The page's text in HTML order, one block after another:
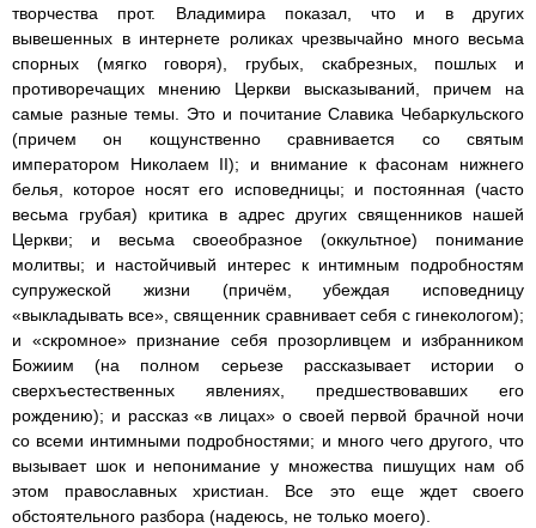
творчества прот. Владимира показал, что и в других
вывешенных в интернете роликах чрезвычайно много весьма
спорных (мягко говоря), грубых, скабрезных, пошлых и
противоречащих мнению Церкви высказываний, причем на
самые разные темы. Это и почитание Славика Чебаркульского
(причем он кощунственно сравнивается со святым
императором Николаем II); и внимание к фасонам нижнего
белья, которое носят его исповедницы; и постоянная (часто
весьма грубая) критика в адрес других священников нашей
Церкви; и весьма своеобразное (оккультное) понимание
молитвы; и настойчивый интерес к интимным подробностям
супружеской жизни (причём, убеждая исповедницу
«выкладывать все», священник сравнивает себя с гинекологом);
и «скромное» признание себя прозорливцем и избранником
Божиим (на полном серьезе рассказывает истории о
сверхъестественных явлениях, предшествовавших его
рождению); и рассказ «в лицах» о своей первой брачной ночи
со всеми интимными подробностями; и много чего другого, что
вызывает шок и непонимание у множества пишущих нам об
этом православных христиан. Все это еще ждет своего
обстоятельного разбора (надеюсь, не только моего).